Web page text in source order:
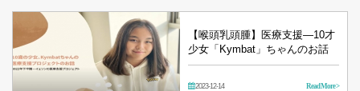
【喉頭乳頭腫】医療支援―10才
少女「Kymbat」ちゃんのお話
2023-12-14 Read More >